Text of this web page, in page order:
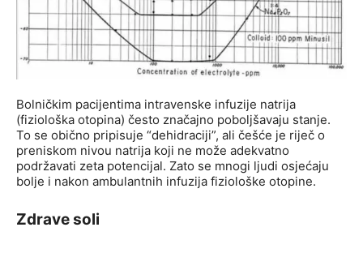
Bolničkim pacijentima intravenske infuzije natrija
(fiziološka otopina) često značajno poboljšavaju stanje.
To se obično pripisuje “dehidraciji”, ali češće je riječ o
preniskom nivou natrija koji ne može adekvatno
podržavati zeta potencijal. Zato se mnogi ljudi osjećaju
bolje i nakon ambulantnih infuzija fiziološke otopine.
Zdrave soli